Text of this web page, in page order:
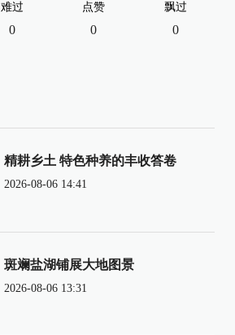
难过
0
点赞
0
飘过
0
精耕乡土 特色种养的丰收答卷
2026-08-06 14:41
斑斓盐湖铺展大地图景
2026-08-06 13:31